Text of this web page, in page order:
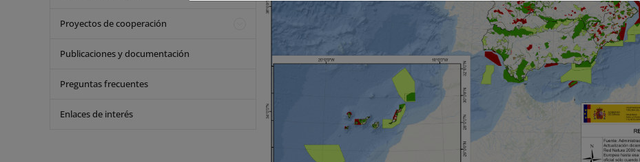
Proyectos de cooperación
Publicaciones y documentación
Preguntas frecuentes
Enlaces de interés